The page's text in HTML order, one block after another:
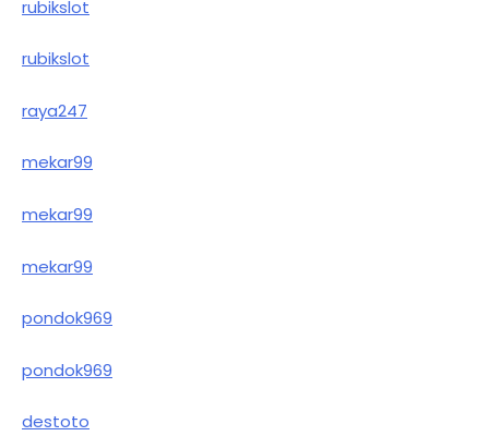
rubikslot
rubikslot
raya247
mekar99
mekar99
mekar99
pondok969
pondok969
destoto